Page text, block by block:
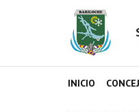
INICIO